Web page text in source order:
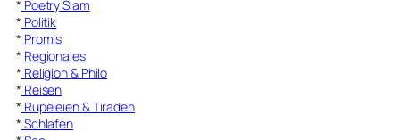
* Poetry Slam
* Politik
* Promis
* Regionales
* Religion & Philo
* Reisen
* Rüpeleien & Tiraden
* Schlafen